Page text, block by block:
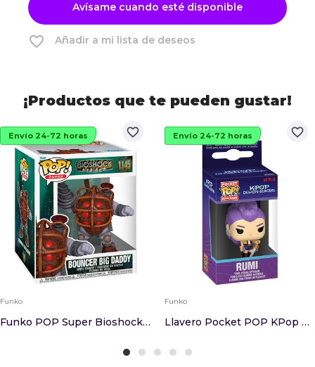
Avísame cuando esté disponible
favorite_border Añadir a mi lista de deseos
¡Productos que te pueden gustar!
favorite_border
Envío 24-72 horas
Funko
Funko POP Super Bioshock Bouncer Big Daddy
favorite_border
Envío 24-72 horas
Funko
Llavero Pocket POP KPop Demon Hunters Rumi